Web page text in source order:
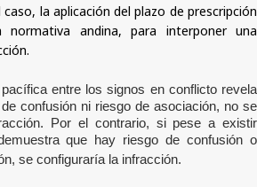
la aplicación del plazo de prescripción
normativa andina, para interponer una
entre los signos en conflicto revela
confusión ni riesgo de asociación, no se
Por el contrario, si pese a existir
que hay riesgo de confusión o
se configuraría la infracción.